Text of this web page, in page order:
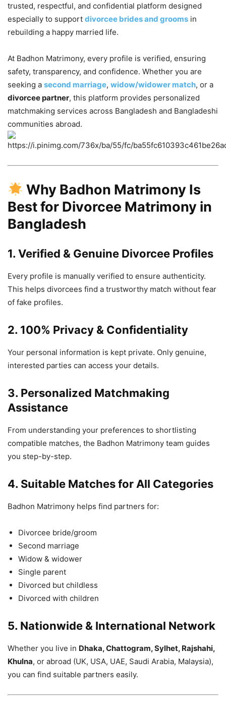
trusted, respectful, and confidential platform designed
especially to support divorcee brides and grooms in
rebuilding a happy married life.
At Badhon Matrimony, every profile is verified, ensuring
safety, transparency, and confidence. Whether you are
seeking a second marriage, widow/widower match, or a
divorcee partner, this platform provides personalized
matchmaking services across Bangladesh and Bangladeshi
communities abroad.
Why Badhon Matrimony Is
Best for Divorcee Matrimony in
Bangladesh
1. Verified & Genuine Divorcee Profiles
Every profile is manually verified to ensure authenticity.
This helps divorcees find a trustworthy match without fear
of fake profiles.
2. 100% Privacy & Confidentiality
Your personal information is kept private. Only genuine,
interested parties can access your details.
3. Personalized Matchmaking
Assistance
From understanding your preferences to shortlisting
compatible matches, the Badhon Matrimony team guides
you step-by-step.
4. Suitable Matches for All Categories
Badhon Matrimony helps find partners for:
Divorcee bride/groom
Second marriage
Widow & widower
Single parent
Divorced but childless
Divorced with children
5. Nationwide & International Network
Whether you live in Dhaka, Chattogram, Sylhet, Rajshahi,
Khulna, or abroad (UK, USA, UAE, Saudi Arabia, Malaysia),
you can find suitable partners easily.